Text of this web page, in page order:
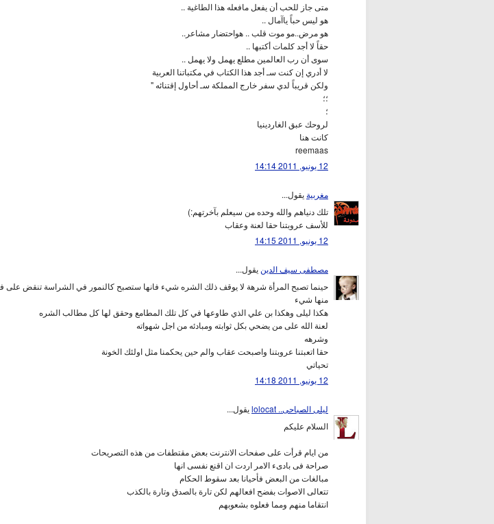
متى جاز للحب أن يفعل مافعله هذا الطاغية ..
هو ليس حباً ياآمال ..
هو مرض..مو موت قلب .. هواحتضار مشاعر..
حقاً لا أجد كلمات أكتبها ..
سوى أن رب العالمين مطلع يهمل ولا يهمل ..
لا أدري إن كنت سـ أجد هذا الكتاب في مكتباتنا العربية
ولكن قريباً لدي سفر خارج المملكة سـ أحاول إقتنائه "
؛؛
؛
لروحك عبق الغاردينيا
كانت هنا
reemaas
12 يونيو, 2011 14:14
مغربيةيقول...
تلك دنياهم والله وحده من سيعلم بآخرتهم:)
للأسف عروبتنا حقا لعنة وعقاب
12 يونيو, 2011 14:15
مصطفى سيف الدين يقول...
حينما تصبح المرأة شرهة لا يوقف ذلك الشره شيء فانها ستصبح كالنمور في الشراسة تنقض على
منها شيء
هكذا ليلى وهكذا بن علي الذي طاوعها في كل تلك المطامع وحقق لها كل مطالب الشره
لعنة الله على من يضحي بكل ثوابته ومبادئه من اجل شهواته
وشرهه
حقا اتعبتنا عروبتنا واصبحت عقاب والم حين يحكمنا مثل اولئك الخونة
تحياتي
12 يونيو, 2011 14:18
ليلى الصباحى.. lolocat
يقول...
السلام عليكم
من ايام قرأت على صفحات الانترنت بعض مقتطفات من هذه التصريحات
صراحة فى بادىء الامر اردت ان اقنع نفسى انها
مبالغات من البعض فأحيانا بعد سقوط الحكام
تتعالى الاصوات بفضح افعالهم لكن تارة بالصدق وتارة بالكذب
انتقاما منهم ومما فعلوه بشعوبهم